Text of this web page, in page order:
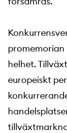
promemorian
helhet.
europeiskt